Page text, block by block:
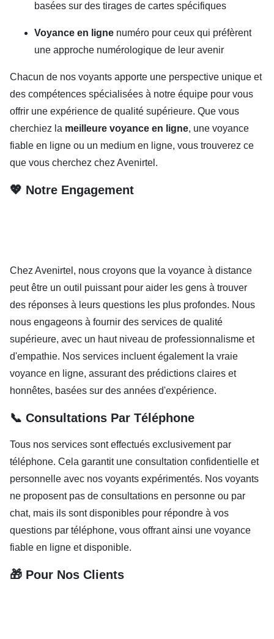
basées sur des tirages de cartes spécifiques
Voyance en ligne numéro pour ceux qui préfèrent
une approche numérologique de leur avenir
Chacun de nos voyants apporte une perspective unique et
des compétences spécialisées à notre équipe pour vous
offrir une expérience de qualité supérieure. Que vous
cherchiez la meilleure voyance en ligne, une voyance
fiable en ligne ou un medium en ligne, vous trouverez ce
que vous cherchez chez Avenirtel.
💖 Notre Engagement
Chez Avenirtel, nous croyons que la voyance à distance
peut être un outil puissant pour aider les gens à trouver
des réponses à leurs questions les plus profondes. Nous
nous engageons à fournir des services de qualité
supérieure, avec un haut niveau de professionnalisme et
d'empathie. Nos services incluent également la vraie
voyance en ligne, assurant des prédictions claires et
honnêtes, basées sur des années d'expérience.
📞 Consultations Par Téléphone
Tous nos services sont effectués exclusivement par
téléphone. Cela garantit une consultation confidentielle et
personnelle avec nos voyants expérimentés. Nos voyants
ne proposent pas de consultations en personne ou par
chat, mais ils sont disponibles pour répondre à vos
questions par téléphone, vous offrant ainsi une voyance
fiable en ligne et disponible.
🎁 Pour Nos Clients